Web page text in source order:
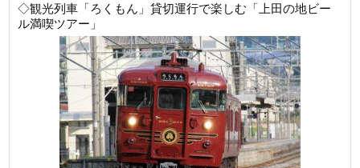
◇観光列車「ろくもん」貸切運行で楽しむ「上田の地ビー
ル満喫ツアー」